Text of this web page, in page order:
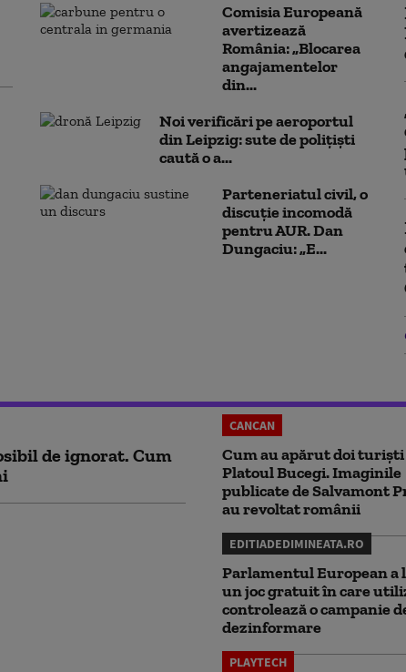
Comisia Europeană
avertizează
România: „Blocarea
angajamentelor
din...
Noi verificări pe aeroportul
din Leipzig: sute de polițiști
caută o a...
Parteneriatul civil, o
discuție incomodă
pentru AUR. Dan
Dungaciu: „E...
de ignorat. Cum
CANCAN
Cum au apărut doi turiști
Platoul Bucegi. Imaginile
publicate de Salvamont
au revoltat românii
EDITIADEDIMINEATA.RO
Parlamentul European a
un joc gratuit în care
controlează o campanie
dezinformare
PLAYTECH